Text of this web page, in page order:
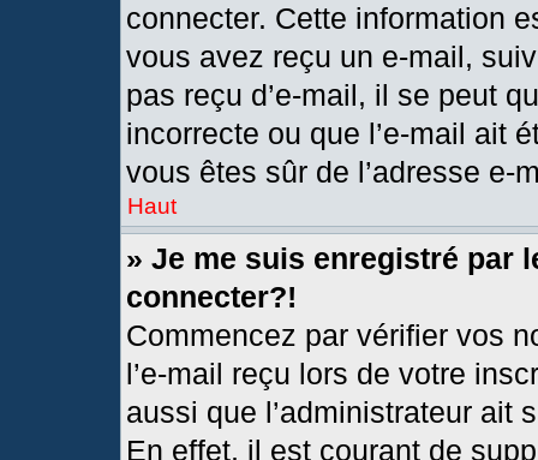
connecter. Cette information
vous avez reçu un e-mail,
pas reçu d’e-mail, il se peut
incorrecte ou que l’e-mail ait
vous êtes sûr de l’adresse e-
Haut
» Je me suis enregistré par
connecter?!
Commencez par vérifier vos
l’e-mail reçu lors de votre
aussi que l’administrateur ait
En effet, il est courant de